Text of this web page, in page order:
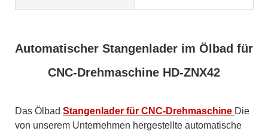
Automatischer Stangenlader im Ölbad für
CNC-Drehmaschine HD-ZNX42
Das Ölbad Stangenlader für CNC-Drehmaschine Die
von unserem Unternehmen hergestellte automatische